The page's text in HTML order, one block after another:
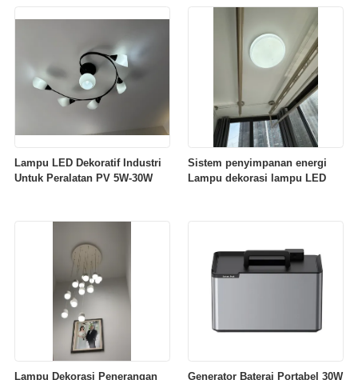
Lampu LED Dekoratif Industri
Untuk Peralatan PV 5W-30W
Sistem penyimpanan energi
Lampu dekorasi lampu LED
Lampu Dekorasi Penerangan
Generator Baterai Portabel 30W